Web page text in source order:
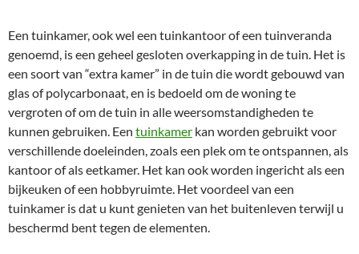
Een tuinkamer, ook wel een tuinkantoor of een tuinveranda
genoemd, is een geheel gesloten overkapping in de tuin. Het is
een soort van “extra kamer” in de tuin die wordt gebouwd van
glas of polycarbonaat, en is bedoeld om de woning te
vergroten of om de tuin in alle weersomstandigheden te
kunnen gebruiken. Een tuinkamer kan worden gebruikt voor
verschillende doeleinden, zoals een plek om te ontspannen, als
kantoor of als eetkamer. Het kan ook worden ingericht als een
bijkeuken of een hobbyruimte. Het voordeel van een
tuinkamer is dat u kunt genieten van het buitenleven terwijl u
beschermd bent tegen de elementen.